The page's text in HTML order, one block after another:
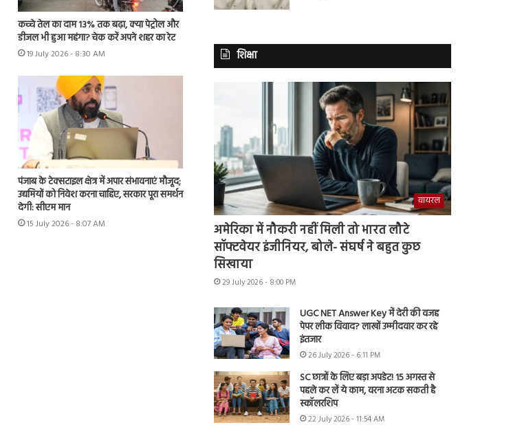
कच्चे तेल का दाम 13% तक बढ़ा, क्या पेट्रोल और
डीजल भी हुआ महंगा? चेक करें अपने शहर का रेट
19 July 2026 - 8:30 AM
पंजाब के टेक्सटाइल क्षेत्र में अपार संभावनाएं मौजूद;
उद्यमियों को निवेश करना चाहिए, सरकार पूरा समर्थन
देगी: सीएम मान
15 July 2026 - 8:07 AM
शिक्षा
वायरल
अमेरिका में नौकरी नहीं मिली तो भारत लौटे
सॉफ्टवेयर इंजीनियर, बोले- संघर्ष ने बहुत कुछ
सिखाया
29 July 2026 - 8:00 PM
UGC NET Answer Key में देरी की वजह
पेपर लीक विवाद? लाखों उम्मीदवार कर रहे
इंतजार
26 July 2026 - 6:11 PM
SC छात्रों के लिए बड़ा अपडेट! 15 अगस्त से
पहले कर लें ये काम, वरना अटक सकती है
स्कॉलरशिप
22 July 2026 - 11:54 AM